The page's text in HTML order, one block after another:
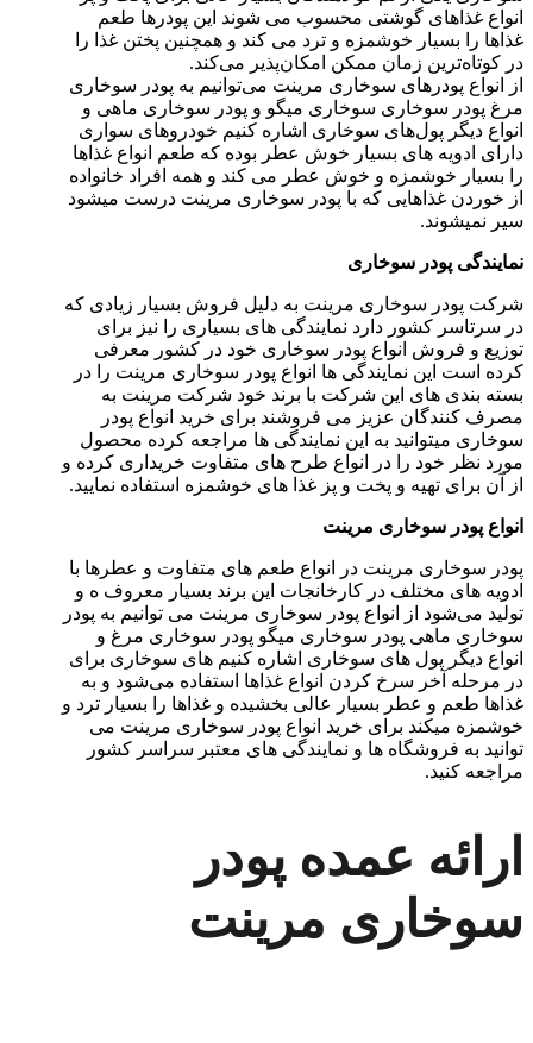
انواع غذاهای گوشتی محسوب می شوند این پودرها طعم
غذاها را بسیار خوشمزه و ترد می کند و همچنین پختن غذا را
در کوتاه‌ترین زمان ممکن امکان‌پذیر می‌کند.
از انواع پودرهای سوخاری مرینت می‌توانیم به پودر سوخاری
مرغ پودر سوخاری سوخاری میگو و پودر سوخاری ماهی و
انواع دیگر پول‌های سوخاری اشاره کنیم خودروهای سواری
دارای ادویه های بسیار خوش عطر بوده که طعم انواع غذاها
را بسیار خوشمزه و خوش عطر می کند و همه افراد خانواده
از خوردن غذاهایی که با پودر سوخاری مرینت درست میشود
سیر نمیشوند.
نمایندگی پودر سوخاری
شرکت پودر سوخاری مرینت به دلیل فروش بسیار زیادی که
در سرتاسر کشور دارد نمایندگی های بسیاری را نیز برای
توزیع و فروش انواع پودر سوخاری خود در کشور معرفی
کرده است این نمایندگی ها انواع پودر سوخاری مرینت را در
بسته بندی های این شرکت با برند خود شرکت مرینت به
مصرف کنندگان عزیز می فروشند برای خرید انواع پودر
سوخاری میتوانید به این نمایندگی ها مراجعه کرده محصول
مورد نظر خود را در انواع طرح های متفاوت خریداری کرده و
از آن برای تهیه و پخت و پز غذا های خوشمزه استفاده نمایید.
انواع پودر سوخاری مرینت
پودر سوخاری مرینت در انواع طعم های متفاوت و عطرها با
ادویه های مختلف در کارخانجات این برند بسیار معروف ه و
تولید می‌شود از انواع پودر سوخاری مرینت می توانیم به پودر
سوخاری ماهی پودر سوخاری میگو پودر سوخاری مرغ و
انواع دیگر پول های سوخاری اشاره کنیم های سوخاری برای
در مرحله آخر سرخ کردن انواع غذاها استفاده می‌شود و به
غذاها طعم و عطر بسیار عالی بخشیده و غذاها را بسیار ترد و
خوشمزه میکند برای خرید انواع پودر سوخاری مرینت می
توانید به فروشگاه ها و نمایندگی های معتبر سراسر کشور
مراجعه کنید.
ارائه عمده پودر
سوخاری مرینت